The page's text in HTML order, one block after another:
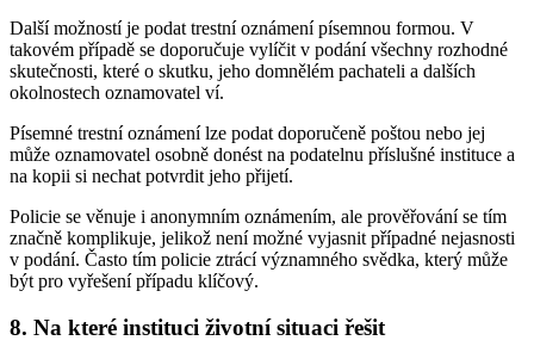
Další možností je podat trestní oznámení písemnou formou. V
takovém případě se doporučuje vylíčit v podání všechny rozhodné
skutečnosti, které o skutku, jeho domnělém pachateli a dalších
okolnostech oznamovatel ví.
Písemné trestní oznámení lze podat doporučeně poštou nebo jej
může oznamovatel osobně donést na podatelnu příslušné instituce a
na kopii si nechat potvrdit jeho přijetí.
Policie se věnuje i anonymním oznámením, ale prověřování se tím
značně komplikuje, jelikož není možné vyjasnit případné nejasnosti
v podání. Často tím policie ztrácí významného svědka, který může
být pro vyřešení případu klíčový.
8. Na které instituci životní situaci řešit